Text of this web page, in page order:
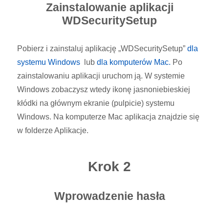
Zainstalowanie aplikacji
WDSecuritySetup
Pobierz i zainstaluj aplikację „WDSecuritySetup” dla
systemu Windows
lub dla komputerów Mac. Po
zainstalowaniu aplikacji uruchom ją. W systemie
Windows zobaczysz wtedy ikonę jasnoniebieskiej
kłódki na głównym ekranie (pulpicie) systemu
Windows. Na komputerze Mac aplikacja znajdzie się
w folderze Aplikacje.
Krok 2
Wprowadzenie hasła